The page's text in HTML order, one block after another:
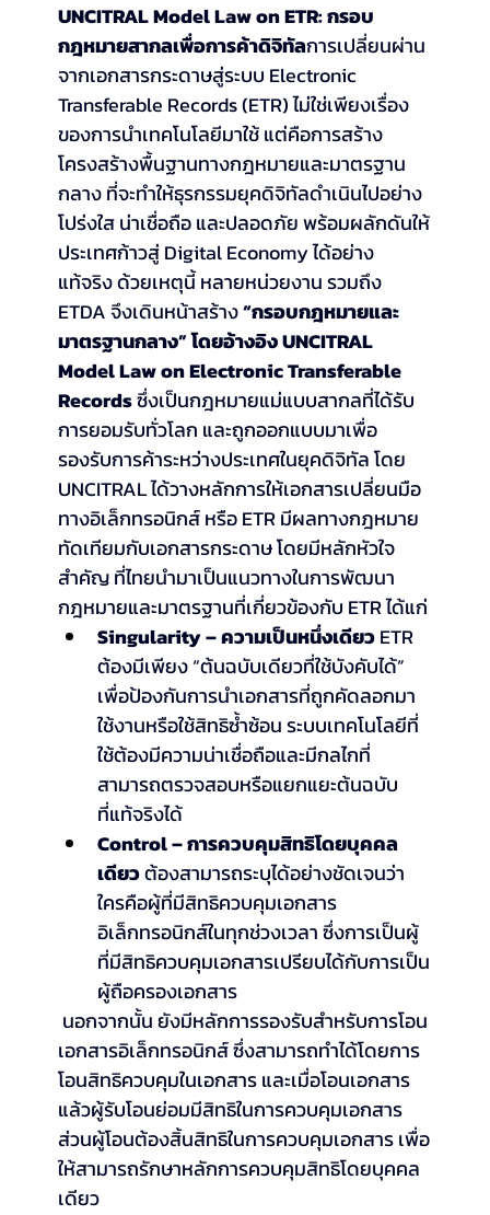
UNCITRAL Model Law on ETR: กรอบ
กฎหมายสากลเพื่อการค้าดิจิทัลการเปลี่ยนผ่าน
จากเอกสารกระดาษสู่ระบบ Electronic
Transferable Records (ETR) ไม่ใช่เพียงเรื่อง
ของการนำเทคโนโลยีมาใช้ แต่คือการสร้าง
โครงสร้างพื้นฐานทางกฎหมายและมาตรฐาน
กลาง ที่จะทำให้ธุรกรรมยุคดิจิทัลดำเนินไปอย่าง
โปร่งใส น่าเชื่อถือ และปลอดภัย พร้อมผลักดันให้
ประเทศก้าวสู่ Digital Economy ได้อย่าง
แท้จริง ด้วยเหตุนี้ หลายหน่วยงาน รวมถึง
ETDA จึงเดินหน้าสร้าง “กรอบกฎหมายและ
มาตรฐานกลาง” โดยอ้างอิง UNCITRAL
Model Law on Electronic Transferable
Records ซึ่งเป็นกฎหมายแม่แบบสากลที่ได้รับ
การยอมรับทั่วโลก และถูกออกแบบมาเพื่อ
รองรับการค้าระหว่างประเทศในยุคดิจิทัล โดย
UNCITRAL ได้วางหลักการให้เอกสารเปลี่ยนมือ
ทางอิเล็กทรอนิกส์ หรือ ETR มีผลทางกฎหมาย
ทัดเทียมกับเอกสารกระดาษ โดยมีหลักหัวใจ
สำคัญ ที่ไทยนำมาเป็นแนวทางในการพัฒนา
กฎหมายและมาตรฐานที่เกี่ยวข้องกับ ETR ได้แก่
Singularity – ความเป็นหนึ่งเดียว ETR
ต้องมีเพียง “ต้นฉบับเดียวที่ใช้บังคับได้”
เพื่อป้องกันการนำเอกสารที่ถูกคัดลอกมา
ใช้งานหรือใช้สิทธิซ้ำซ้อน ระบบเทคโนโลยีที่
ใช้ต้องมีความน่าเชื่อถือและมีกลไกที่
สามารถตรวจสอบหรือแยกแยะต้นฉบับ
ที่แท้จริงได้
Control – การควบคุมสิทธิโดยบุคคล
เดียว ต้องสามารถระบุได้อย่างชัดเจนว่า
ใครคือผู้ที่มีสิทธิควบคุมเอกสาร
อิเล็กทรอนิกส์ในทุกช่วงเวลา ซึ่งการเป็นผู้
ที่มีสิทธิควบคุมเอกสารเปรียบได้กับการเป็น
ผู้ถือครองเอกสาร
นอกจากนั้น ยังมีหลักการรองรับสำหรับการโอน
เอกสารอิเล็กทรอนิกส์ ซึ่งสามารถทำได้โดยการ
โอนสิทธิควบคุมในเอกสาร และเมื่อโอนเอกสาร
แล้วผู้รับโอนย่อมมีสิทธิในการควบคุมเอกสาร
ส่วนผู้โอนต้องสิ้นสิทธิในการควบคุมเอกสาร เพื่อ
ให้สามารถรักษาหลักการควบคุมสิทธิโดยบุคคล
เดียว